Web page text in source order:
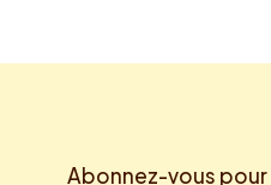
Abonnez-vous pour